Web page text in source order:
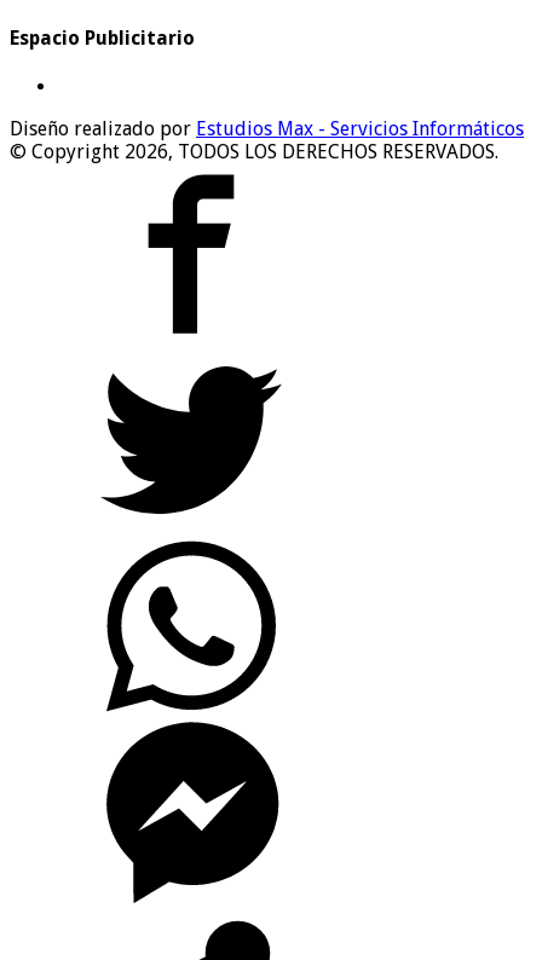
Espacio Publicitario
Diseño realizado por Estudios Max - Servicios Informáticos
© Copyright 2026, TODOS LOS DERECHOS RESERVADOS.